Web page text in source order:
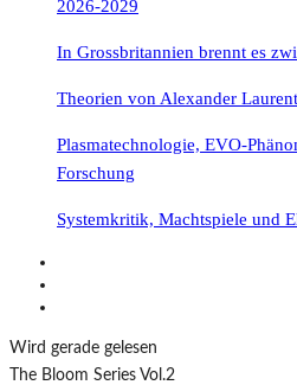
2026-2029
In Grossbritannien brennt es
Theorien von Alexander
Plasmatechnologie, EVO-
Forschung
Systemkritik, Machtspiele und
Wird gerade gelesen
The Bloom Series Vol.2